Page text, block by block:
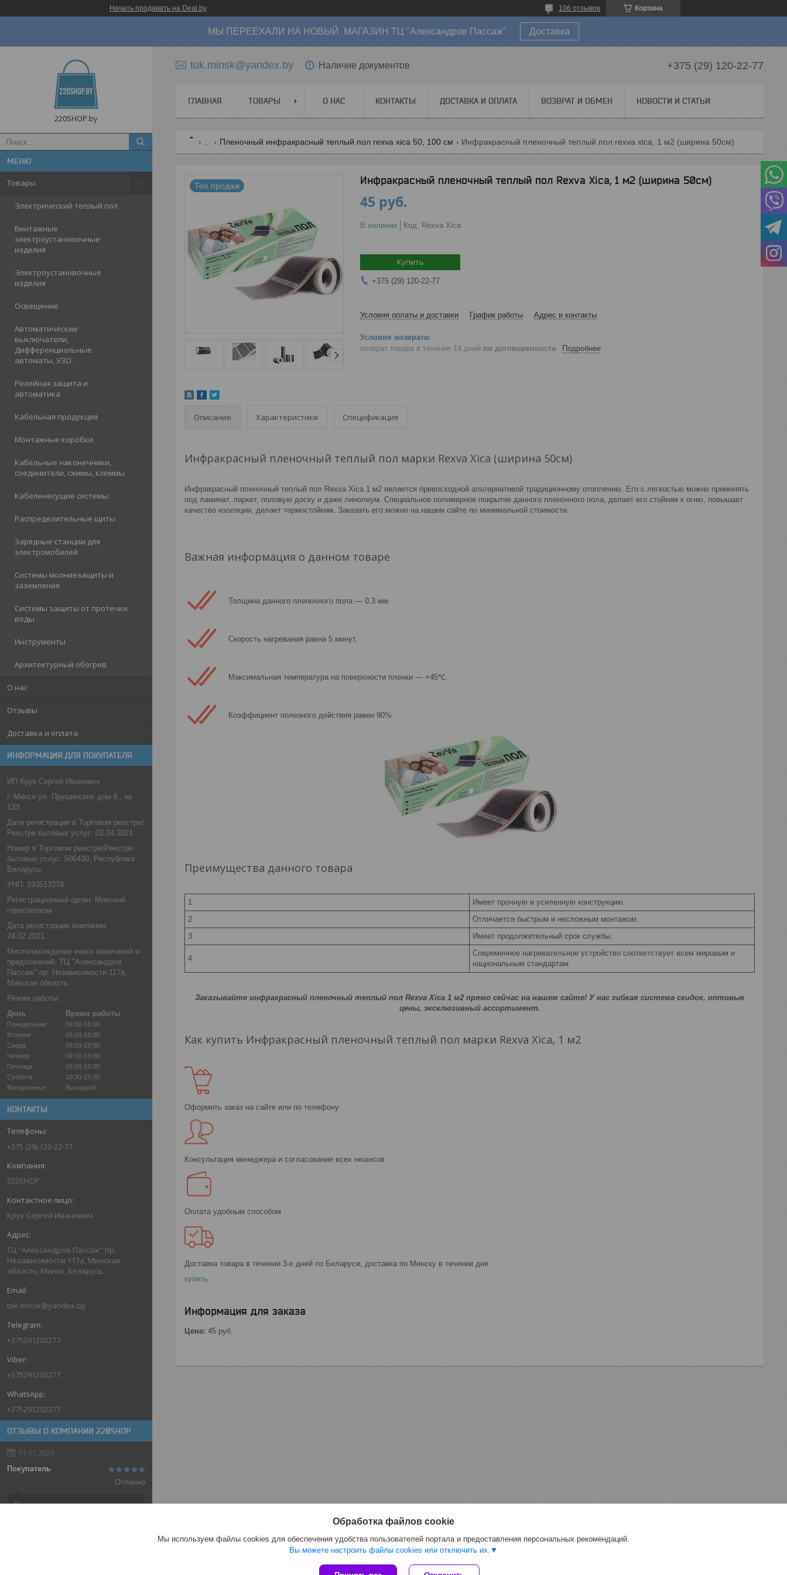
Начать продавать на Deal.by Корзина
106 отзывов
МЫ ПЕРЕЕХАЛИ НА НОВЫЙ МАГАЗИН ТЦ "Александров Пассаж" Доставка
220SHOP.by
Товары
Электрический теплый пол
Винтажные
электроустановочные
изделия
Электроустановочные
изделия
Освещение
Автоматические
выключатели,
Дифференциальные
автоматы, УЗО.
Релейная защита и
автоматика
Кабельная продукция
Монтажные коробки
Кабельные наконечники,
соединители, сжимы, клеммы
Кабеленесущие системы
Распределительные щиты
Зарядные станции для
электромобилей
Системы молниезащиты и
заземления
Системы защиты от протечки
воды
Инструменты
Архитектурный обогрев
О нас
Отзывы
Доставка и оплата
ИНФОРМАЦИЯ ДЛЯ ПОКУПАТЕЛЯ
ИП Крук Сергей Иванович
г. Минск ул. Прушинских дом 6 , кв
133
Дата регистрации в Торговом реестре/
Реестре бытовых услуг: 02.04.2021
Номер в Торговом реестре/Реестре
бытовых услуг: 506430, Республика
Беларусь
УНП: 193513378
Регистрационный орган: Минский
горисполком
Дата регистрации компании:
24.02.2021
Местонахождение книги замечаний и
предложений: ТЦ "Александров
Пассаж" пр. Независимости 117а,
Минская область
Режим работы:
День
Время работы
Понедельник
09:00-18:00
Вторник
09:00-18:00
Среда
09:00-18:00
Четверг
09:00-18:00
Пятница
09:00-18:00
Суббота
10:30-15:00
Воскресенье
Выходной
КОНТАКТЫ
+375 (29) 120-22-77
220SHOP
Крук Сергей Иванович
ТЦ "Александров Пассаж" пр.
Независимости 117а, Минская
область, Минск, Беларусь
tok.minsk@yandex.by
+375291202277
+375291202277
+375291202277
ОТЗЫВЫ О КОМПАНИИ 220SHOP
11.07.2026
Покупатель
Отлично
Оригинальные товары автоматов
tok.minsk@yandex.by Наличие документов +375 (29) 120-22-77
ГЛАВНАЯ ТОВАРЫ О НАС КОНТАКТЫ ДОСТАВКА И ОПЛАТА ВОЗВРАТ И ОБМЕН НОВОСТИ И СТАТЬИ
Пленочный инфракрасный теплый пол rexva xica 50, 100 см Инфракрасный пленочный теплый пол rexva xica, 1 м2 (ширина 50см)
Топ продаж Инфракрасный пленочный теплый пол Rexva Xica, 1 м2 (ширина 50см)
45 руб.
В наличии Код: Rexva Xica
Купить
+375 (29) 120-22-77
Условия оплаты и доставки График работы Адрес и контакты
возврат товара в течение 14 дней по договоренности Подробнее
Описание Характеристики Спецификация
Инфракрасный пленочный теплый пол марки Rexva Xica (ширина 50см)
Инфракрасный пленочный теплый пол Rexva Xica 1 м2 является превосходной альтернативой традиционному отоплению. Его с легкостью можно применять
под ламинат, паркет, половую доску и даже линолеум. Специальное полимерное покрытие данного пленочного пола, делает его стойким к огню, повышает
качество изоляции, делает термостойким. Заказать его можно на нашем сайте по минимальной стоимости.
Важная информация о данном товаре
Толщина данного пленочного пола ― 0,3 мм.
Скорость нагревания равна 5 минут.
Максимальная температура на поверхности пленки ― +45℃.
Коэффициент полезного действия равен 90%.
Преимущества данного товара
1
Имеет прочную и усиленную конструкцию.
2
Отличается быстрым и несложным монтажом.
3
Имеет продолжительный срок службы.
4
Современное нагревательное устройство соответствует всем мировым и
национальным стандартам.
Заказывайте инфракрасный пленочный теплый пол Rexva Xica 1 м2 прямо сейчас на нашем сайте! У нас гибкая система скидок, оптовые
цены, эксклюзивный ассортимент.
Как купить Инфракрасный пленочный теплый пол марки Rexva Xica, 1 м2
Оформить заказ на сайте или по телефону
Консультация менеджера и согласование всех нюансов
Оплата удобным способом
Доставка товара в течении 3-х дней по Беларуси, доставка по Минску в течении дня
купить
Информация для заказа
Цена: 45 руб.
Обработка файлов cookie
Мы используем файлы cookies для обеспечения удобства пользователей портала и предоставления персональных рекомендаций.
Вы можете настроить файлы cookies или отключить их.